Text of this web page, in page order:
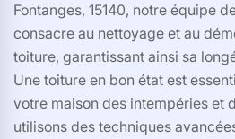
Fontanges, 15140, notre équipe
consacre au nettoyage et au
toiture, garantissant ainsi sa
Une toiture en bon état est
votre maison des intempéries et
utilisons des techniques